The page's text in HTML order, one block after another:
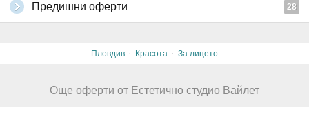
Предишни оферти 28
Пловдив · Красота · За лицето
Още оферти от Естетично студио Вайлет